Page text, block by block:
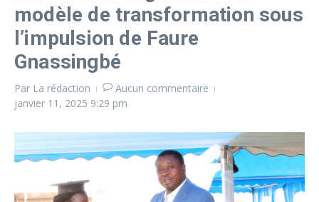
modèle de transformation sous
l’impulsion de Faure
Gnassingbé
Par La rédaction
Aucun commentaire
janvier 11, 2025 9:29 pm